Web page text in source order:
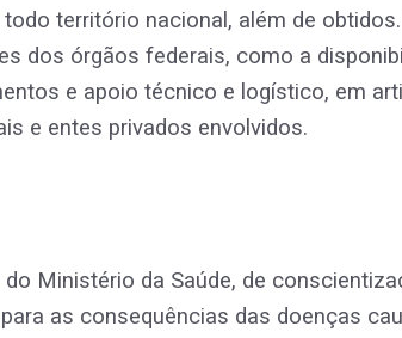
território nacional, além de
dos órgãos federais, como a
e apoio técnico e logístico, em
e entes privados envolvidos.
do Ministério da Saúde, de
as consequências das doenças